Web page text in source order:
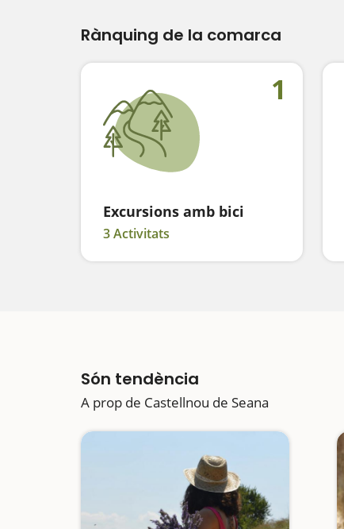
Rànquing de la comarca
1
Excursions amb bici
3 Activitats
Són tendència
A prop de Castellnou de Seana